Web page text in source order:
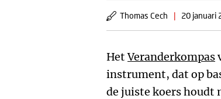
Thomas Cech | 20 januari
HetVeranderkompas
instrument, dat op
de juiste koers houdt